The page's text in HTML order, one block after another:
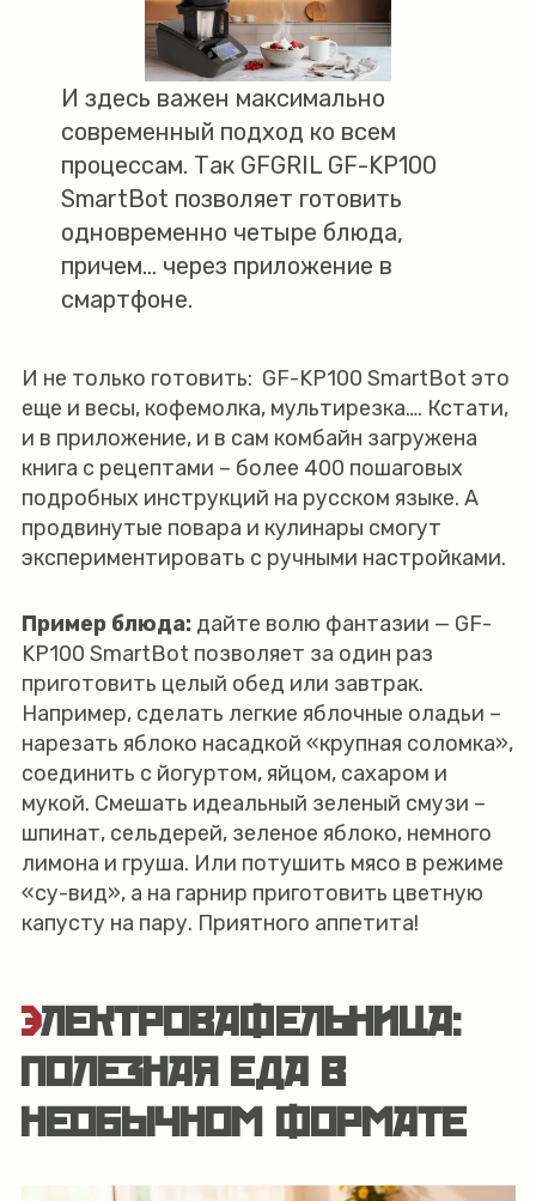
И здесь важен максимально
современный подход ко всем
процессам. Так GFGRIL GF-KP100
SmartBot позволяет готовить
одновременно четыре блюда,
причем… через приложение в
смартфоне.
И не только готовить: GF-KP100 SmartBot это
еще и весы, кофемолка, мультирезка…. Кстати,
и в приложение, и в сам комбайн загружена
книга с рецептами – более 400 пошаговых
подробных инструкций на русском языке. А
продвинутые повара и кулинары смогут
экспериментировать с ручными настройками.
Пример блюда: дайте волю фантазии — GF-
KP100 SmartBot позволяет за один раз
приготовить целый обед или завтрак.
Например, сделать легкие яблочные оладьи –
нарезать яблоко насадкой «крупная соломка»,
соединить с йогуртом, яйцом, сахаром и
мукой. Смешать идеальный зеленый смузи –
шпинат, сельдерей, зеленое яблоко, немного
лимона и груша. Или потушить мясо в режиме
«су-вид», а на гарнир приготовить цветную
капусту на пару. Приятного аппетита!
ЭЛЕКТРОВАФЕЛЬНИЦА:
ПОЛЕЗНАЯ ЕДА В
НЕОБЫЧНОМ ФОРМАТЕ